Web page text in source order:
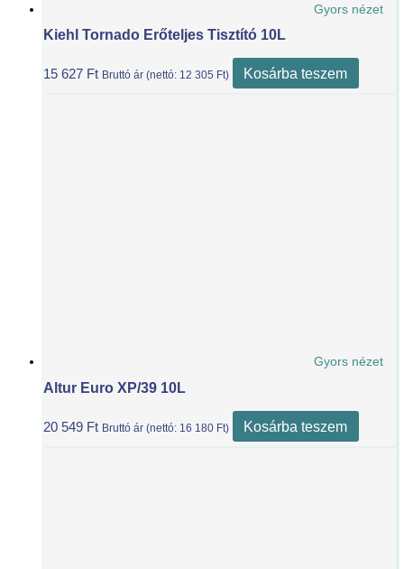
Gyors nézet
Kiehl Tornado Erőteljes Tisztító 10L
15 627 Ft Bruttó ár (nettó: 12 305 Ft) Kosárba teszem
Gyors nézet
Altur Euro XP/39 10L
20 549 Ft Bruttó ár (nettó: 16 180 Ft) Kosárba teszem